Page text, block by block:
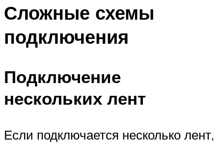
Сложные схемы
подключения
Подключение
нескольких лент
Если подключается несколько лент,